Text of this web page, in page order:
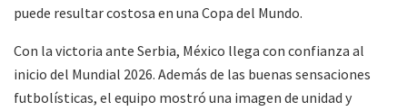
puede resultar costosa en una Copa del Mundo.
Con la victoria ante Serbia, México llega con confianza al
inicio del Mundial 2026. Además de las buenas sensaciones
futbolísticas, el equipo mostró una imagen de unidad y